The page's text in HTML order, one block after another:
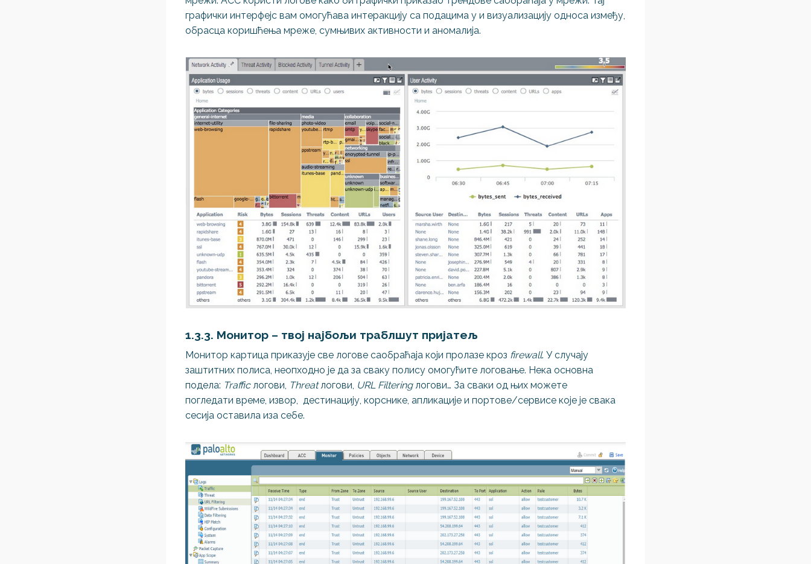
графички интерфејс вам омогућава интеракцију са подацима у и визуализацију односа између,
обрасца коришћења мреже, сумњивих активности и аномалија.
1.3.3. Монитор – твој најбољи траблшут пријатељ
Монитор картица приказује све логове саобраћаја који пролазе кроз firewall. У случају
заштитних полиса, неопходно је да за сваку полису омогућите логовање. Нека основна
подела: Trafficлогови, Threatлогови, URL Filteringлогови… За сваки од њих можете
погледати време, извор, дестинацију, корснике, апликације и портове/сервисе које је свака
сесија оставила иза себе.